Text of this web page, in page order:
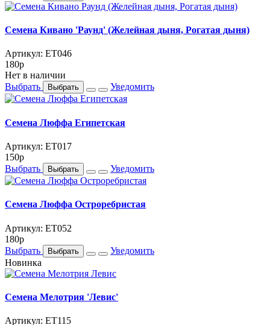
Семена Кивано 'Раунд' (Желейная дыня, Рогатая дыня)
Артикул: ET046
180p
Нет в наличии
Выбрать
Выбрать Уведомить
Семена Люффа Египетская
Артикул: ET017
150p
Выбрать
Выбрать Уведомить
Семена Люффа Остроребристая
Артикул: ET052
180p
Выбрать
Выбрать
Уведомить
Новинка
Семена Мелотрия 'Левис'
Артикул: ET115